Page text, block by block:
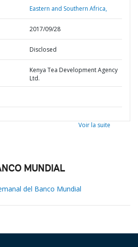
Eastern and Southern Africa,
2017/09/28
Disclosed
Kenya Tea Development Agency
Ltd.
Voir la suite
MUNDIAL
del Banco Mundial